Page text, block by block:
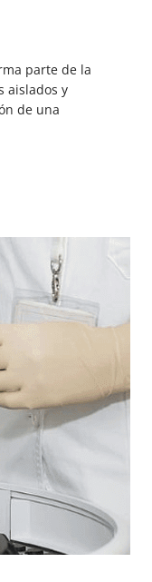
parte de la
aislados y
de una